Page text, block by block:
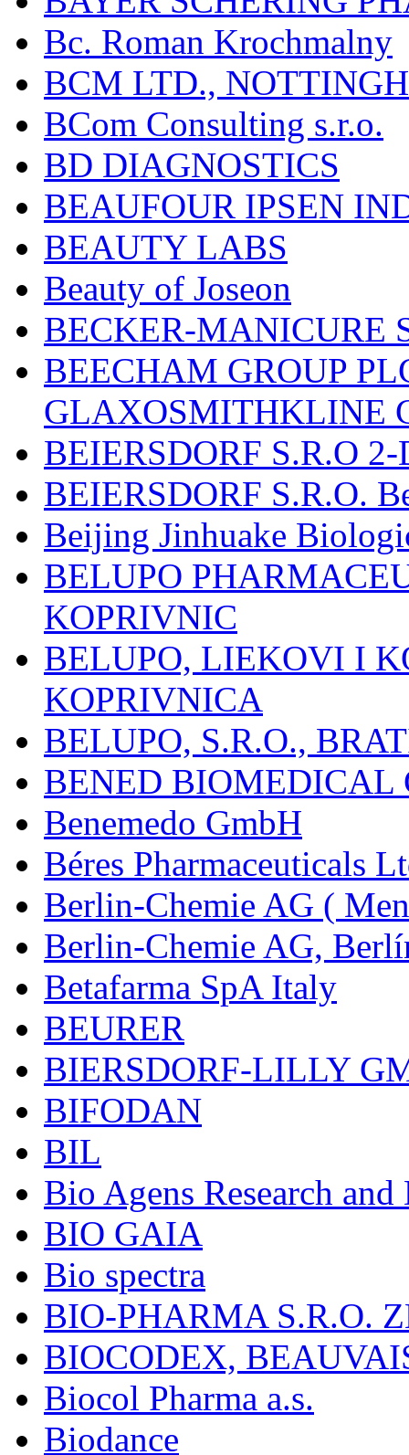
Bc. Roman Krochmalny
BCM LTD.,
BCom Consulting s.r.o.
BD DIAGNOSTICS
BEAUFOUR IPSEN
BEAUTY LABS
Beauty of Joseon
BECKER-MANICURE
BEECHAM GROUP
GLAXOSMITHKLINE
BEIERSDORF S.R.O
BEIERSDORF S.R.O.
Beijing Jinhuake
BELUPO
KOPRIVNIC
BELUPO, LIEKOVI I
KOPRIVNICA
BELUPO, S.R.O.,
BENED BIOMEDICAL
Benemedo GmbH
Béres Pharmaceuticals
Berlin-Chemie AG (
Berlin-Chemie AG,
Betafarma SpA Italy
BEURER
BIERSDORF-LILLY
BIFODAN
BIL
Bio Agens Research
BIO GAIA
Bio spectra
BIO-PHARMA S.R.O.
BIOCODEX,
Biocol Pharma a.s.
Biodance